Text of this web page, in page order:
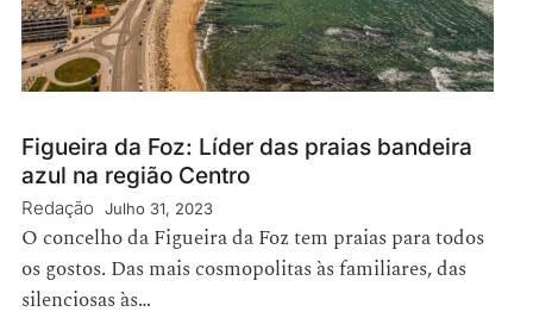
Figueira da Foz: Líder das praias bandeira
azul na região Centro
Redação Julho 31, 2023
O concelho da Figueira da Foz tem praias para todos
os gostos. Das mais cosmopolitas às familiares, das
silenciosas às…